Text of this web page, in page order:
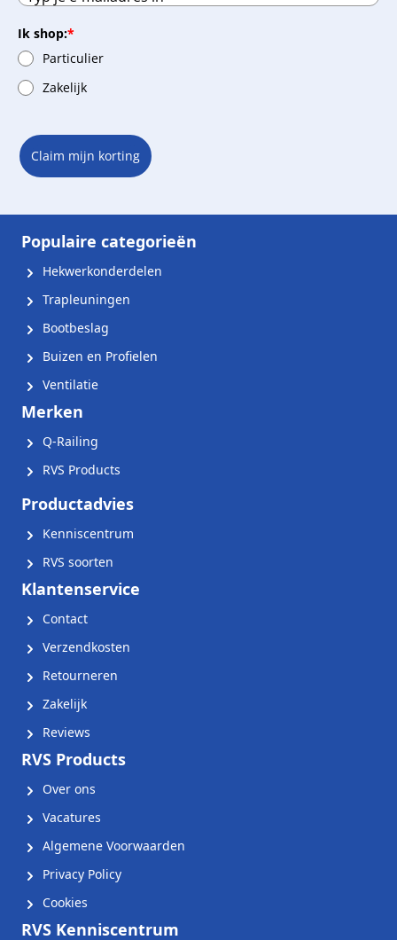
Ik shop:*
Particulier
Zakelijk
Claim mijn korting
Populaire categorieën
Hekwerkonderdelen
Trapleuningen
Bootbeslag
Buizen en Profielen
Ventilatie
Merken
Q-Railing
RVS Products
Productadvies
Kenniscentrum
RVS soorten
Klantenservice
Contact
Verzendkosten
Retourneren
Zakelijk
Reviews
RVS Products
Over ons
Vacatures
Algemene Voorwaarden
Privacy Policy
Cookies
RVS Kenniscentrum